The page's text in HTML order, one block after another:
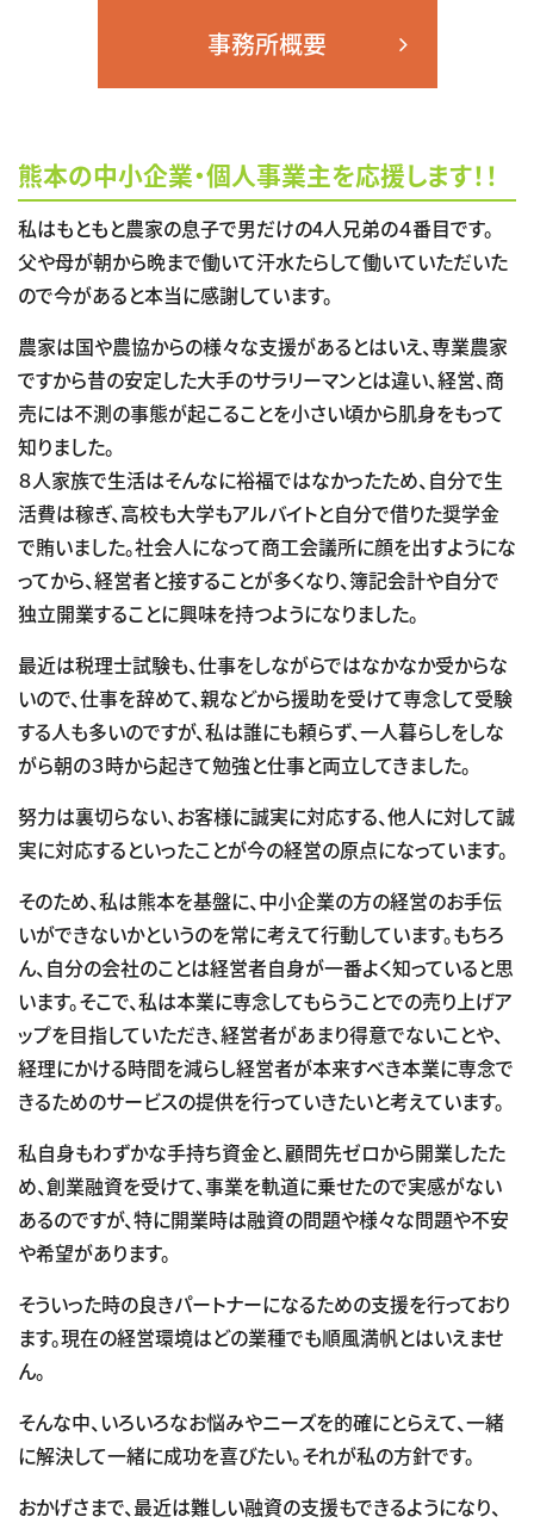
事務所概要
熊本の中小企業・個人事業主を応援します！！
私はもともと農家の息子で男だけの4人兄弟の４番目です。
父や母が朝から晩まで働いて汗水たらして働いていただいた
ので今があると本当に感謝しています。
農家は国や農協からの様々な支援があるとはいえ、専業農家
ですから昔の安定した大手のサラリーマンとは違い、経営、商
売には不測の事態が起こることを小さい頃から肌身をもって
知りました。
８人家族で生活はそんなに裕福ではなかったため、自分で生
活費は稼ぎ、高校も大学もアルバイトと自分で借りた奨学金
で賄いました。社会人になって商工会議所に顔を出すようにな
ってから、経営者と接することが多くなり、簿記会計や自分で
独立開業することに興味を持つようになりました。
最近は税理士試験も、仕事をしながらではなかなか受からな
いので、仕事を辞めて、親などから援助を受けて専念して受験
する人も多いのですが、私は誰にも頼らず、一人暮らしをしな
がら朝の３時から起きて勉強と仕事と両立してきました。
努力は裏切らない、お客様に誠実に対応する、他人に対して誠
実に対応するといったことが今の経営の原点になっています。
そのため、私は熊本を基盤に、中小企業の方の経営のお手伝
いができないかというのを常に考えて行動しています。もちろ
ん、自分の会社のことは経営者自身が一番よく知っていると思
います。そこで、私は本業に専念してもらうことでの売り上げア
ップを目指していただき、経営者があまり得意でないことや、
経理にかける時間を減らし経営者が本来すべき本業に専念で
きるためのサービスの提供を行っていきたいと考えています。
私自身もわずかな手持ち資金と、顧問先ゼロから開業したた
め、創業融資を受けて、事業を軌道に乗せたので実感がない
あるのですが、特に開業時は融資の問題や様々な問題や不安
や希望があります。
そういった時の良きパートナーになるための支援を行っており
ます。現在の経営環境はどの業種でも順風満帆とはいえませ
ん。
そんな中、いろいろなお悩みやニーズを的確にとらえて、一緒
に解決して一緒に成功を喜びたい。それが私の方針です。
おかげさまで、最近は難しい融資の支援もできるようになり、